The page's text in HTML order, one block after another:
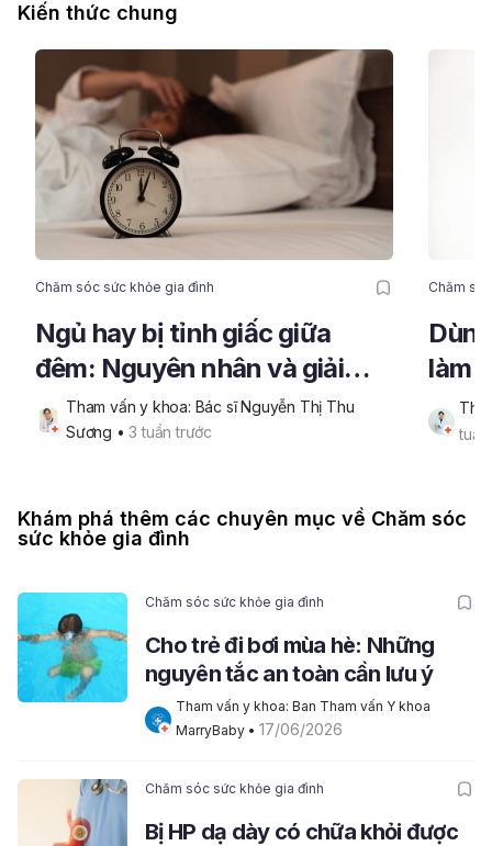
Kiến thức chung
Chăm sóc sức khỏe gia đình
Ngủ hay bị tỉnh giấc giữa
đêm: Nguyên nhân và giải
pháp lấy lại giấc ngủ trọn vẹn
Tham vấn y khoa: Bác sĩ Nguyễn Thị Thu
Sương • 3 tuần trước
Chăm
làm
da
Khám phá thêm các chuyên mục về Chăm sóc
sức khỏe gia đình
Chăm sóc sức khỏe gia đình
Cho trẻ đi bơi mùa hè: Những
nguyên tắc an toàn cần lưu ý
Tham vấn y khoa: Ban Tham vấn Y khoa
MarryBaby • 17/06/2026
Chăm sóc sức khỏe gia đình
Bị HP dạ dày có chữa khỏi được